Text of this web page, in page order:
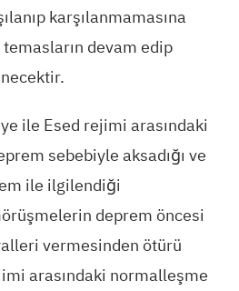
karşılanmamasına
devam edip
ile Esed rejimi arasındaki
sebebiyle aksadığı ve
ile ilgilendiği
deprem öncesi
vermesinden ötürü
arasındaki normalleşme